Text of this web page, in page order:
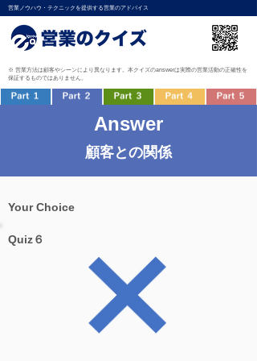
営業ノウハウ・テクニックを提供する営業のアドバイス
※ 営業方法は顧客やシーンにより異なります。本クイズのanswerは実際の営業活動の正確性を
保証するものではありません。
Answer
顧客との関係
Your Choice
Quiz６